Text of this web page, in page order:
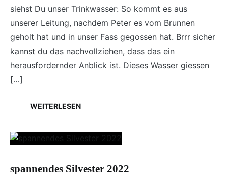
siehst Du unser Trinkwasser: So kommt es aus
unserer Leitung, nachdem Peter es vom Brunnen
geholt hat und in unser Fass gegossen hat. Brrr sicher
kannst du das nachvollziehen, dass das ein
herausfordernder Anblick ist. Dieses Wasser giessen
[…]
WEITERLESEN
spannendes Silvester 2022